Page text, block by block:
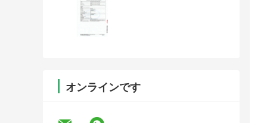
オンラインです